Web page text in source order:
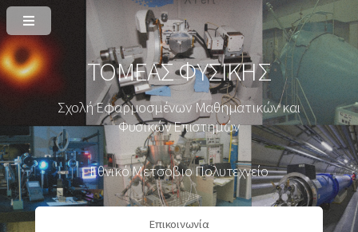
ΤΟΜΕΑΣ ΦΥΣΙΚΗΣ
Σχολή Εφαρμοσμένων Μαθηματικών και
Φυσικών Επιστημών
Εθνικό Μετσόβιο Πολυτεχνείο
Επικοινωνία